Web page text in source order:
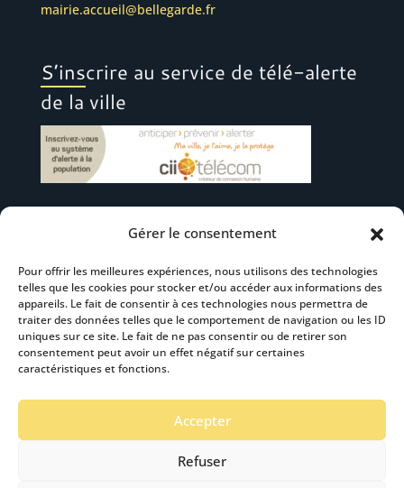
Gérer le consentement
Pour offrir les meilleures expériences, nous utilisons des technologies
telles que les cookies pour stocker et/ou accéder aux informations des
appareils. Le fait de consentir à ces technologies nous permettra de
traiter des données telles que le comportement de navigation ou les ID
uniques sur ce site. Le fait de ne pas consentir ou de retirer son
consentement peut avoir un effet négatif sur certaines
caractéristiques et fonctions.
Accepter
Refuser
mairie.accueil@bellegarde.fr
S’inscrire au service de télé-alerte
de la ville
Suivez-nous
S’abonner à la newsletter